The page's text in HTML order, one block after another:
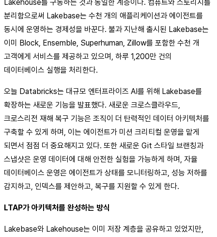
Lakehouse를 구동하는 것과 동일한 계층이다. 컴퓨트와 스토리지를
분리함으로써 Lakebase는 수천 개의 애플리케이션과 에이전트를
동시에 운영하는 경제성을 바꾼다. 불과 지난해 출시된 Lakebase는
이미 Block, Ensemble, Superhuman, Zillow를 포함한 수천 개
고객에게 서비스를 제공하고 있으며, 하루 1,200만 건의
데이터베이스 실행을 처리한다.
오늘 Databricks는 대규모 엔터프라이즈 AI를 위해 Lakebase를
확장하는 새로운 기능을 발표했다. 새로운 크로스클라우드,
크로스리전 재해 복구 기능은 조직이 더 탄력적인 데이터 아키텍처를
구축할 수 있게 하며, 이는 에이전트가 미션 크리티컬 운영을 맡게
되면서 점점 더 중요해지고 있다. 또한 새로운 Git 스타일 브랜칭과
스냅샷은 운영 데이터에 대해 안전한 실험을 가능하게 하며, 자율
데이터베이스 운영은 에이전트가 상태를 모니터링하고, 성능 저하를
감지하고, 인덱스를 제안하고, 복구를 지원할 수 있게 한다.
LTAP가 아키텍처를 완성하는 방식
Lakebase와 Lakehouse는 이미 저장 계층을 공유하고 있었지만,